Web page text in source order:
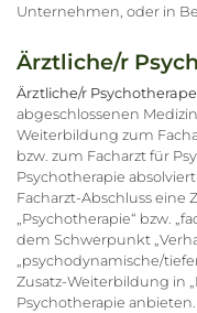
Unternehmen, oder in
Ärztliche/r
Ärztliche/r
abgeschlossenen
Weiterbildung zum
bzw. zum Facharzt für
Psychotherapie
Facharzt-Abschluss eine
„Psychotherapie“ bzw.
dem Schwerpunkt
„psychodynamische/
Zusatz-Weiterbildung in
Psychotherapie